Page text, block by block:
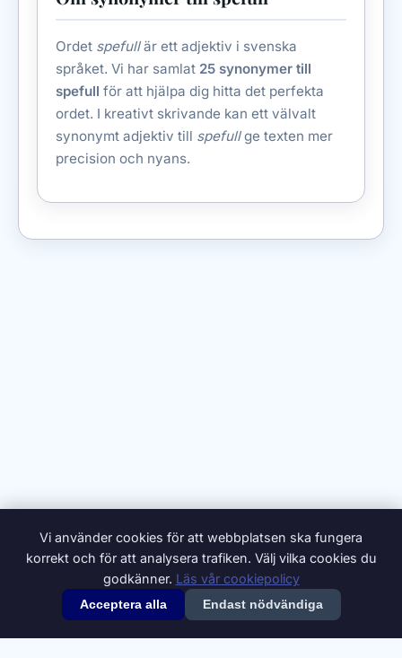
Ordet spefullär ett adjektiv i svenska
språket. Vi har samlat 25 synonymer till
spefull för att hjälpa dig hitta det perfekta
ordet. I kreativt skrivande kan ett välvalt
synonymt adjektiv till spefullge texten mer
precision och nyans.
© 2026 Synonymer.it.com – Svenskt synonymlexikon
Vi använder cookies för att webbplatsen ska fungera
korrekt och för att analysera trafiken. Välj vilka cookies du
godkänner. Läs vår cookiepolicy
Acceptera alla Endast nödvändiga